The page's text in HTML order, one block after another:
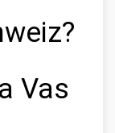
Vas